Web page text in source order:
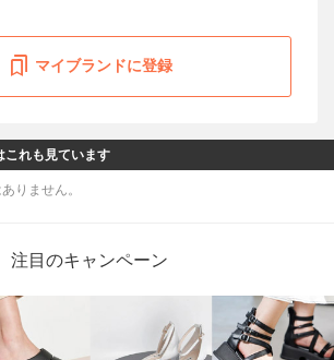
マイブランドに登録
これも見ています
りません。
注目のキャンペーン